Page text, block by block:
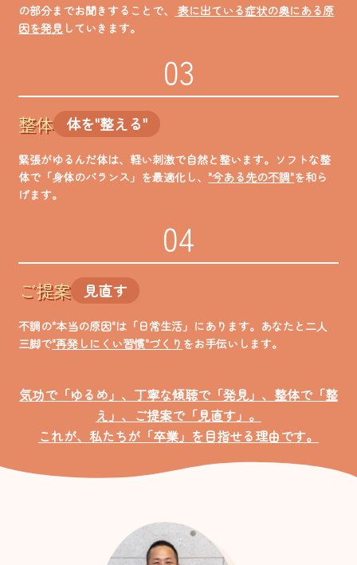
の部分までお聞きすることで、
表に出ている症状の奥にある原
因を発見 していきます。
03
整体 体を"整える"
緊張がゆるんだ体は、軽い刺激で自然と整います。ソフトな整
体で「身体のバランス」を最適化し、 "今ある先の不調"を和ら
げます。
04
ご提案 見直す
不調の"本当の原因"は「日常生活」にあります。あなたと二人
三脚で"再発しにくい習慣"づくり をお手伝いします。
気功で「ゆるめ」、丁寧な傾聴で「発見」、整体で「整
え」、ご提案で「見直す」。
これが、私たちが「卒業」を目指せる理由です。